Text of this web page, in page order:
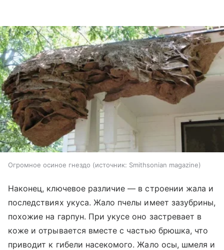
Огромное осиное гнездо источник: Smithsonian magazine
Наконец, ключевое различие — в строении жала и
последствиях укуса. Жало пчелы имеет зазубрины,
похожие на гарпун. При укусе оно застревает в
коже и отрывается вместе с частью брюшка, что
приводит к гибели насекомого. Жало осы, шмеля и